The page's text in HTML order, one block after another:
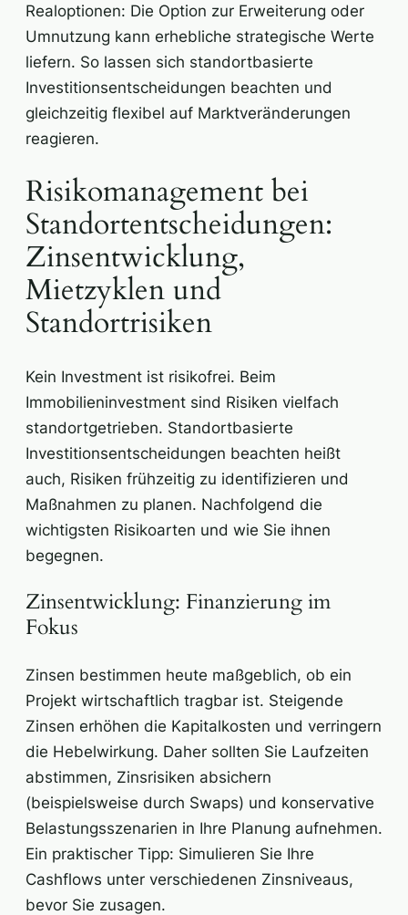
Realoptionen: Die Option zur Erweiterung oder
Umnutzung kann erhebliche strategische Werte
liefern. So lassen sich standortbasierte
Investitionsentscheidungen beachten und
gleichzeitig flexibel auf Marktveränderungen
reagieren.
Risikomanagement bei
Standortentscheidungen:
Zinsentwicklung,
Mietzyklen und
Standortrisiken
Kein Investment ist risikofrei. Beim
Immobilieninvestment sind Risiken vielfach
standortgetrieben. Standortbasierte
Investitionsentscheidungen beachten heißt
auch, Risiken frühzeitig zu identifizieren und
Maßnahmen zu planen. Nachfolgend die
wichtigsten Risikoarten und wie Sie ihnen
begegnen.
Zinsentwicklung: Finanzierung im
Fokus
Zinsen bestimmen heute maßgeblich, ob ein
Projekt wirtschaftlich tragbar ist. Steigende
Zinsen erhöhen die Kapitalkosten und verringern
die Hebelwirkung. Daher sollten Sie Laufzeiten
abstimmen, Zinsrisiken absichern
(beispielsweise durch Swaps) und konservative
Belastungsszenarien in Ihre Planung aufnehmen.
Ein praktischer Tipp: Simulieren Sie Ihre
Cashflows unter verschiedenen Zinsniveaus,
bevor Sie zusagen.